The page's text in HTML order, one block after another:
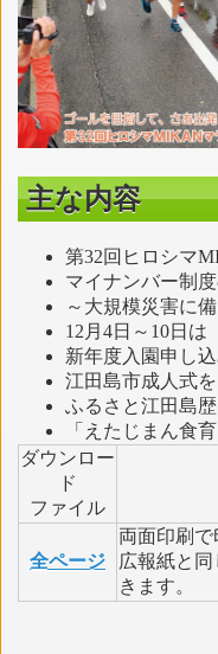
主な内容
第32回ヒロシマ
マイナンバー制
～大規模災害に
12月4日～10日は
新年度入園申し
江田島市成人式
ふるさと江田島
「えたじまん食
ダウンロー
ド
ファイル
全ページ
両面印刷
広報紙と
きます。